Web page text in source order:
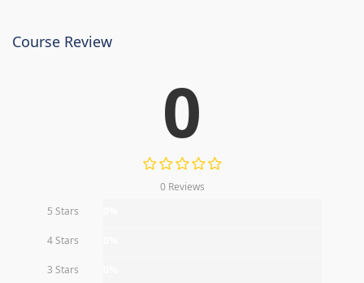
Course Review
0
0 Reviews
5 Stars
4 Stars
3 Stars